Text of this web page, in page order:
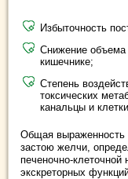
Избыточность
Снижение объема
кишечнике;
Степень
токсических
канальцы и
Общая выраженность
застою желчи,
печеночно-
экскреторных